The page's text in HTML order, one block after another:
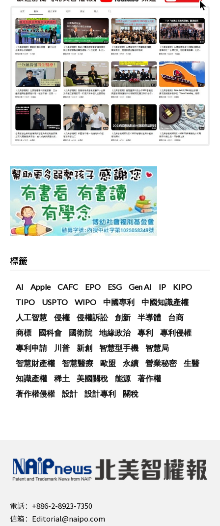
標籤
AI Apple CAFC EPO ESG Gen AI IP
KIPO
TIPO
USPTO WIPO 中國專利
中國知識產權
人工智慧
侵權 侵權訴訟 創新 半導體
台商
商標
國科會 國衛院 地緣政治 專利
專利侵權
專利申請
川普 新創 智慧型手機
智慧局
智慧財產權
智慧醫療 歐盟 永續 營業秘密
生醫
知識產權
稀土 美國關稅 能源
著作權
著作權侵權
設計 設計專利 關稅
電話： +886-2-8923-7350
信箱： Editorial@naipo.com